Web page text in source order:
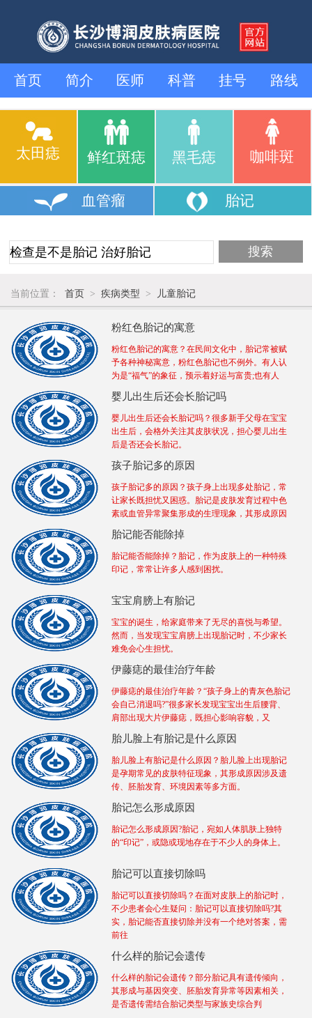
首页 简介 医师 科普 挂号 路线
太田痣 鲜红斑痣 黑毛痣 咖啡斑
血管瘤 胎记
当前位置： 首页 > 疾病类型 > 儿童胎记
粉红色胎记的寓意
粉红色胎记的寓意？在民间文化中，胎记常被赋
予各种神秘寓意，粉红色胎记也不例外。有人认
为是“福气”的象征，预示着好运与富贵;也有人
婴儿出生后还会长胎记吗
婴儿出生后还会长胎记吗？很多新手父母在宝宝
出生后，会格外关注其皮肤状况，担心婴儿出生
后是否还会长胎记。
孩子胎记多的原因
孩子胎记多的原因？孩子身上出现多处胎记，常
让家长既担忧又困惑。胎记是皮肤发育过程中色
素或血管异常聚集形成的生理现象，其形成原因
胎记能否能除掉
胎记能否能除掉？胎记，作为皮肤上的一种特殊
印记，常常让许多人感到困扰。
宝宝肩膀上有胎记
宝宝的诞生，给家庭带来了无尽的喜悦与希望。
然而，当发现宝宝肩膀上出现胎记时，不少家长
难免会心生担忧。
伊藤痣的最佳治疗年龄
伊藤痣的最佳治疗年龄？“孩子身上的青灰色胎记
会自己消退吗?”很多家长发现宝宝出生后腰背、
肩部出现大片伊藤痣，既担心影响容貌，又
胎儿脸上有胎记是什么原因
胎儿脸上有胎记是什么原因？胎儿脸上出现胎记
是孕期常见的皮肤特征现象，其形成原因涉及遗
传、胚胎发育、环境因素等多方面。
胎记怎么形成原因
胎记怎么形成原因?胎记，宛如人体肌肤上独特
的“印记”，或隐或现地存在于不少人的身体上。
胎记可以直接切除吗
胎记可以直接切除吗？在面对皮肤上的胎记时，
不少患者会心生疑问：胎记可以直接切除吗?其
实，胎记能否直接切除并没有一个绝对答案，需
前往
什么样的胎记会遗传
什么样的胎记会遗传？部分胎记具有遗传倾向，
其形成与基因突变、胚胎发育异常等因素相关，
是否遗传需结合胎记类型与家族史综合判